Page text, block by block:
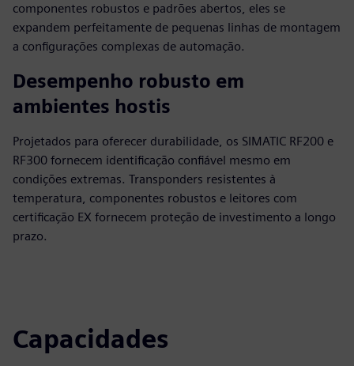
componentes robustos e padrões abertos, eles se
expandem perfeitamente de pequenas linhas de montagem
a configurações complexas de automação.
Desempenho robusto em
ambientes hostis
Projetados para oferecer durabilidade, os SIMATIC RF200 e
RF300 fornecem identificação confiável mesmo em
condições extremas. Transponders resistentes à
temperatura, componentes robustos e leitores com
certificação EX fornecem proteção de investimento a longo
prazo.
Capacidades